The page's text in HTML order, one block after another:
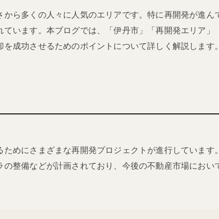
ら多くの人々に人気のエリアです。特に再開発が進
います。本ブログでは、「伊丹市」「再開発エリア
成功させるためのポイントについて詳しく解説します
めにさまざまな再開発プロジェクトが進行していま
整備などが計画されており、今後の不動産市場におい